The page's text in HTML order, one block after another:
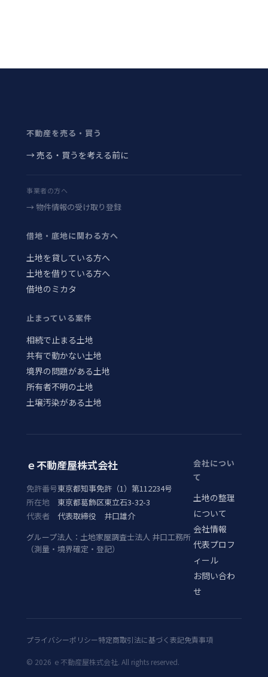
不動産を売る・買う
→ 売る・買うを考える前に
事業者の方へ
→ 物件情報の受け取り登録
借地・底地に関わる方へ
土地を貸している方へ
土地を借りている方へ
借地のミカタ
止まっている案件
相続で止まる土地
共有で動かない土地
境界の問題がある土地
所有者不明の土地
土壌汚染がある土地
ｅ不動産屋株式会社
免許番号東京都知事免許（1）第112234号
所在地
東京都葛飾区東立石3-32-3
代表者
代表取締役 井口雄介
グループ法人：土地家屋調査士法人 井口工務所
（測量・境界確定・登記）
会社につい
て
土地の整理
について
会社情報
代表プロフ
ィール
お問い合わ
せ
プライバシーポリシー特定商取引法に基づく表記免責事項
© 2026 ｅ不動産屋株式会社. All rights reserved.